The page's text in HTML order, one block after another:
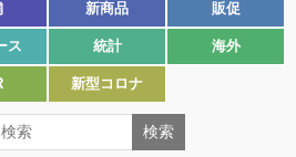
新商品 販促
ス 統計 海外
新型コロナ